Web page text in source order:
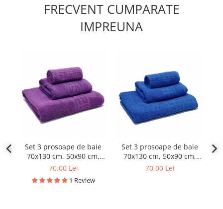
FRECVENT CUMPARATE
IMPREUNA
Set 3 prosoape de baie
70x130 cm, 50x90 cm,
30x50 cm, bumbac, mov
70,00 Lei
1 Review
Set 3 prosoape de baie
70x130 cm, 50x90 cm,
30x50 cm, bumbac,
70,00 Lei